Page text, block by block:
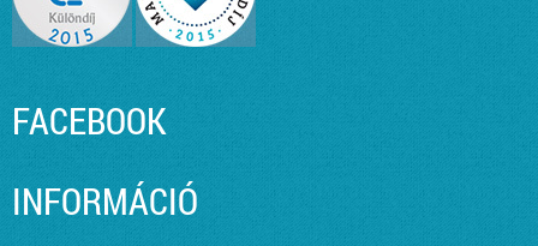
FACEBOOK
INFORMÁCIÓ